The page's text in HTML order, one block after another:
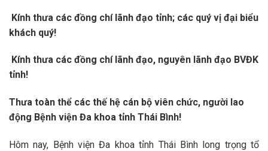
Kính thưa các đồng chí lãnh đạo tỉnh; các quý vị đại biểu
khách quý!
Kính thưa các đồng chí lãnh đạo, nguyên lãnh đạo BVĐK
tỉnh!
Thưa toàn thể các thế hệ cán bộ viên chức, người lao
động Bệnh viện Đa khoa tỉnh Thái Bình!
Hôm nay, Bệnh viện Đa khoa tỉnh Thái Bình long trọng tổ